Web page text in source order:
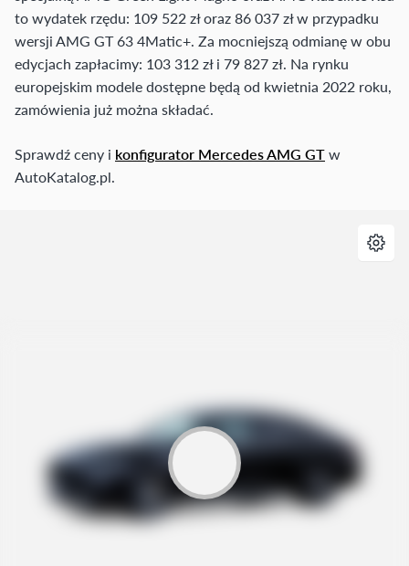
to wydatek rzędu: 109 522 zł oraz 86 037 zł w przypadku
wersji AMG GT 63 4Matic+. Za mocniejszą odmianę w obu
edycjach zapłacimy: 103 312 zł i 79 827 zł. Na rynku
europejskim modele dostępne będą od kwietnia 2022 roku,
zamówienia już można składać.
Sprawdź ceny i konfigurator Mercedes AMG GTw
AutoKatalog.pl.